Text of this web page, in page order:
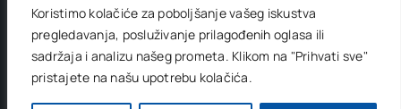
Koristimo kolačiće za poboljšanje vašeg iskustva
pregledavanja, posluživanje prilagođenih oglasa ili
sadržaja i analizu našeg prometa. Klikom na "Prihvati sve"
pristajete na našu upotrebu kolačića.
Info brojevi